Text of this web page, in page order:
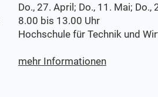
Do., 27. April; Do., 11. Mai;
8.00 bis 13.00 Uhr
Hochschule für Technik und
mehr Informationen